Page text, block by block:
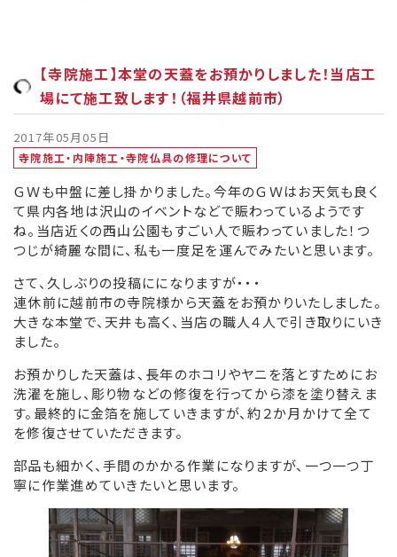
【寺院施工】本堂の天蓋をお預かりしました！当店工
場にて施工致します！（福井県越前市）
2017年05月05日
寺院施工・内陣施工・寺院仏具の修理について
ＧＷも中盤に差し掛かりました。今年のＧＷはお天気も良く
て県内各地は沢山のイベントなどで賑わっているようです
ね。当店近くの西山公園もすごい人で賑わっていました！つ
つじが綺麗な間に、私も一度足を運んでみたいと思います。
さて、久しぶりの投稿にになりますが・・・
連休前に越前市の寺院様から天蓋をお預かりいたしました。
大きな本堂で、天井も高く、当店の職人４人で引き取りにいき
ました。
お預かりした天蓋は、長年のホコリやヤニを落とすためにお
洗濯を施し、彫り物などの修復を行ってから漆を塗り替えま
す。最終的に金箔を施していきますが、約２か月かけて全て
を修復させていただきます。
部品も細かく、手間のかかる作業になりますが、一つ一つ丁
寧に作業進めていきたいと思います。